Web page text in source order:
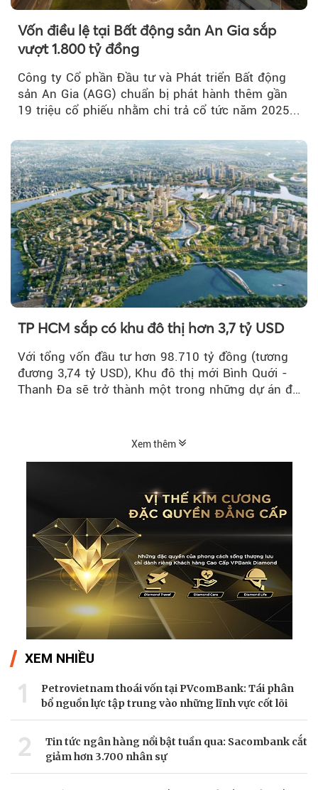
Vốn điều lệ tại Bất động sản An Gia sắp
vượt 1.800 tỷ đồng
Công ty Cổ phần Đầu tư và Phát triển Bất động
sản An Gia (AGG) chuẩn bị phát hành thêm gần
19 triệu cổ phiếu nhằm chi trả cổ tức năm 2025...
TP HCM sắp có khu đô thị hơn 3,7 tỷ USD
Với tổng vốn đầu tư hơn 98.710 tỷ đồng (tương
đương 3,74 tỷ USD), Khu đô thị mới Bình Quới -
Thanh Đa sẽ trở thành một trong những dự án đô
Xem thêm
XEM NHIỀU
1
Petrovietnam thoái vốn tại PVcomBank: Tái phân
bổ nguồn lực tập trung vào những lĩnh vực cốt lõi
2
Tin tức ngân hàng nổi bật tuần qua: Sacombank cắt
giảm hơn 3.700 nhân sự